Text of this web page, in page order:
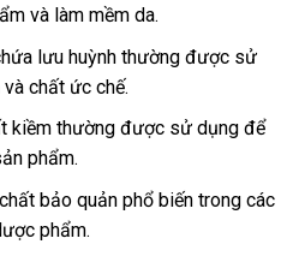
và làm mềm da.
lưu huỳnh thường được sử
chất ức chế.
kiềm thường được sử dụng để
phẩm.
bảo quản phổ biến trong các
phẩm.